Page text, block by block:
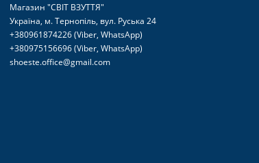
Магазин "СВІТ ВЗУТТЯ"
Україна, м. Тернопіль, вул. Руська 24
+380961874226 (Viber, WhatsApp)
+380975156696 (Viber, WhatsApp)
shoeste.office@gmail.com